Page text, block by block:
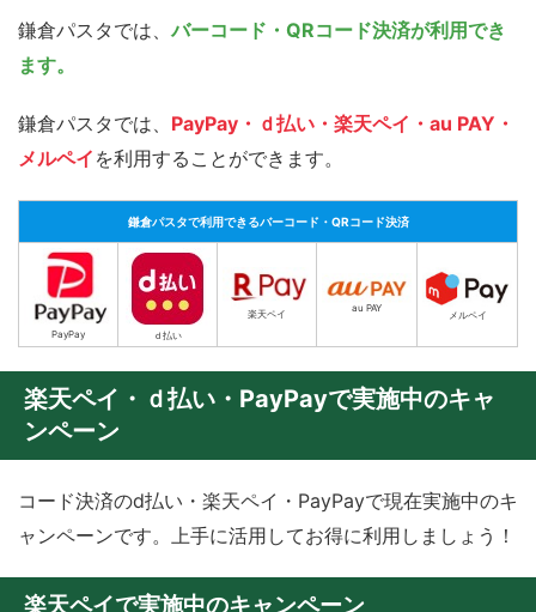
鎌倉パスタでは、バーコード・QRコード決済が利用でき
ます。
鎌倉パスタでは、 PayPay・ｄ払い・楽天ペイ・au PAY・
メルペイ を利用することができます。
鎌倉パスタで利用できるバーコード・QRコード決済
PayPay ｄ払い
楽天ペイ au PAY
メルペイ
楽天ペイ・ｄ払い・PayPayで実施中のキャ
ンペーン
コード決済のd払い・楽天ペイ・PayPayで現在実施中のキ
ャンペーンです。上手に活用してお得に利用しましょう！
楽天ペイで実施中のキャンペーン